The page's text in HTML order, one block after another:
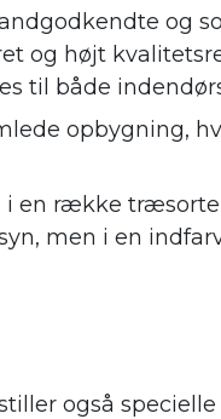
og
og højt
til både
opbygning,
række
men i en
også